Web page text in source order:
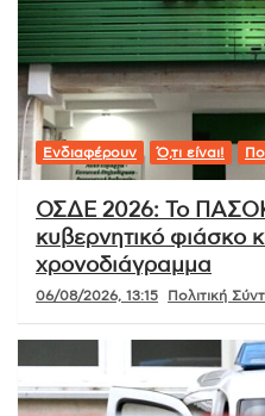
Ενδιαφέρουν Ό,τι είναι!
ΟΣΔΕ 2026: Το ΠΑΣΟΚ
κυβερνητικό φιάσκο
χρονοδιάγραμμα
06/08/2026, 13:15 Πολιτική